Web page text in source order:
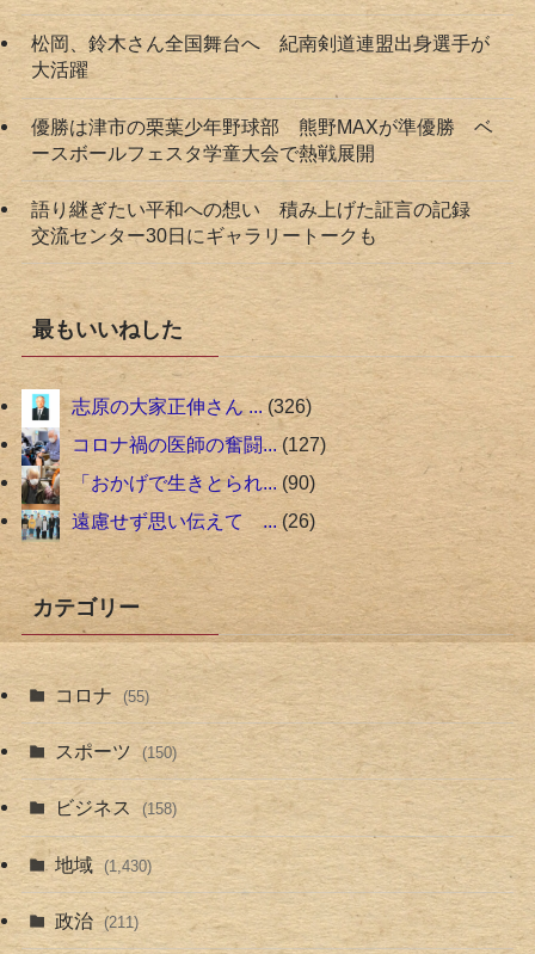
松岡、鈴木さん全国舞台へ 紀南剣道連盟出身選手が
大活躍
優勝は津市の栗葉少年野球部 熊野MAXが準優勝 ベ
ースボールフェスタ学童大会で熱戦展開
語り継ぎたい平和への想い 積み上げた証言の記録
交流センター30日にギャラリートークも
最もいいねした
志原の大家正伸さん ... 326
コロナ禍の医師の奮闘... 127
「おかげで生きとられ... 90
遠慮せず思い伝えて ... 26
カテゴリー
コロナ (55)
スポーツ (150)
ビジネス (158)
地域 (1,430)
政治 (211)